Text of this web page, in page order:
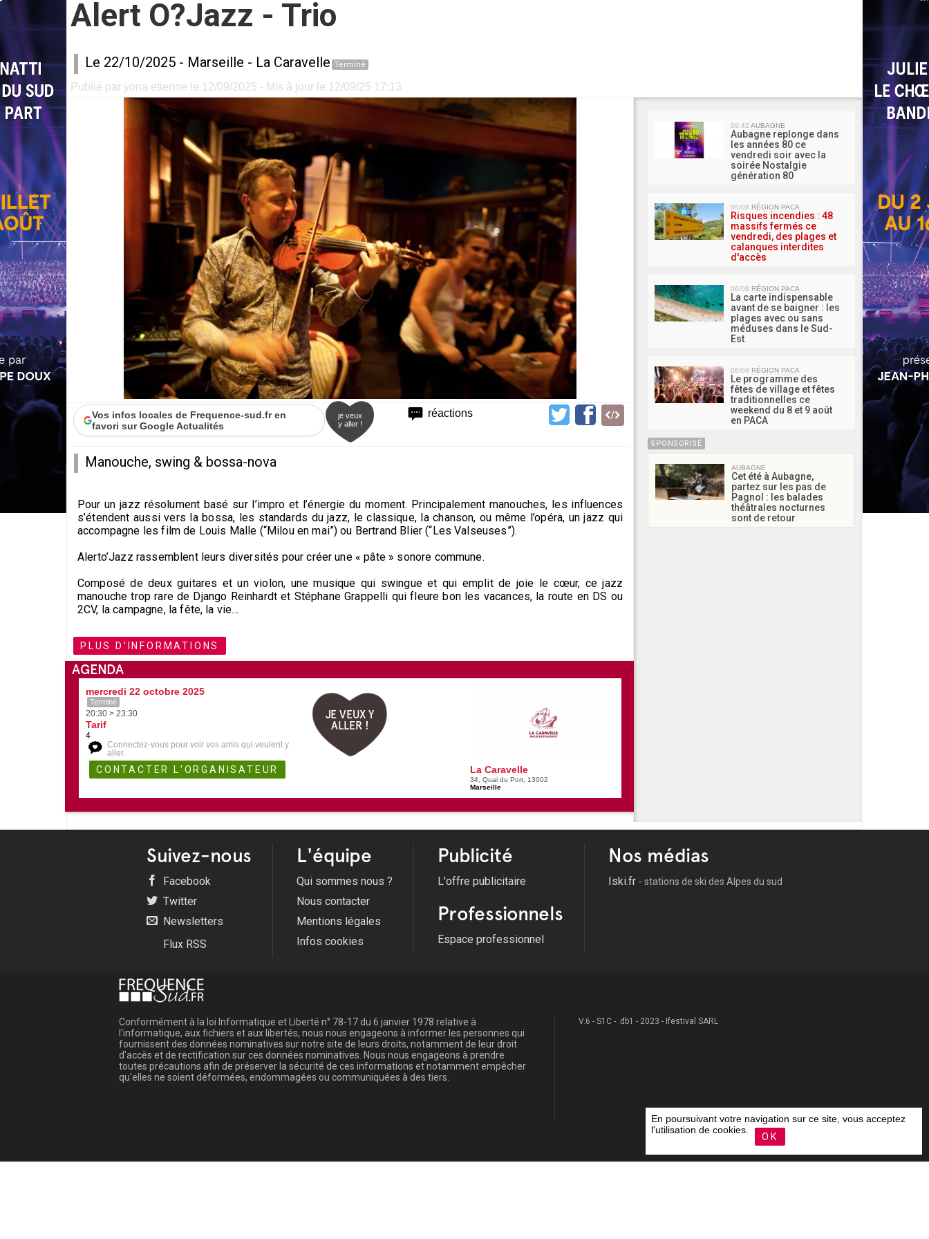
Alert O?Jazz - Trio
Le 22/10/2025 - Marseille - La Caravelle Terminé
Publié par yona etienne le 12/09/2025 - Mis à jour le 12/09/25 17:13
réactions
Vos infos locales de Frequence-sud.fr en
favori sur Google Actualités
je veux
y aller !
Manouche, swing & bossa-nova
Pour un jazz résolument basé sur l’impro et l’énergie du moment. Principalement manouches, les influences
s’étendent aussi vers la bossa, les standards du jazz, le classique, la chanson, ou même l’opéra, un jazz qui
accompagne les film de Louis Malle (“Milou en mai”) ou Bertrand Blier (“Les Valseuses”).
Alerto’Jazz rassemblent leurs diversités pour créer une « pâte » sonore commune.
Composé de deux guitares et un violon, une musique qui swingue et qui emplit de joie le cœur, ce jazz
manouche trop rare de Django Reinhardt et Stéphane Grappelli qui fleure bon les vacances, la route en DS ou
2CV, la campagne, la fête, la vie…
PLUS D'INFORMATIONS
AGENDA
mercredi 22 octobre 2025
Terminé
20:30 > 23:30
Tarif
4
Connectez-vous pour voir vos amis qui veulent y
aller.
JE VEUX Y
ALLER !
La Caravelle
34, Quai du Port, 13002
Marseille
MA
09:42 AUBAGNE
Aubagne replonge dans
les années 80 ce
vendredi soir avec la
soirée Nostalgie
génération 80
06/08 RÉGION PACA
Risques incendies : 48
massifs fermés ce
vendredi, des plages et
calanques interdites
d'accès
06/08 RÉGION PACA
La carte indispensable
avant de se baigner : les
plages avec ou sans
méduses dans le Sud-
Est
06/08 RÉGION PACA
Le programme des
fêtes de village et fêtes
traditionnelles ce
weekend du 8 et 9 août
en PACA
SPONSORISÉ
AUBAGNE
Cet été à Aubagne,
partez sur les pas de
Pagnol : les balades
théâtrales nocturnes
sont de retour
Suivez-nous
Facebook
Twitter
Newsletters
Flux RSS
L'équipe
Qui sommes nous ?
Nous contacter
Mentions légales
Infos cookies
Publicité
L'offre publicitaire
Professionnels
Espace professionnel
Nos médias
Iski.fr - stations de ski des Alpes du sud
Conformément à la loi Informatique et Liberté n° 78-17 du 6 janvier 1978 relative à
l'informatique, aux fichiers et aux libertés, nous nous engageons à informer les personnes qui
fournissent des données nominatives sur notre site de leurs droits, notamment de leur droit
d'accès et de rectification sur ces données nominatives. Nous nous engageons à prendre
toutes précautions afin de préserver la sécurité de ces informations et notamment empêcher
qu'elles ne soient déformées, endommagées ou communiquées à des tiers.
V.6 - S1C - .db1 - 2023 - Ifestival SARL
En poursuivant votre navigation sur ce site, vous acceptez
l'utilisation de cookies.
OK